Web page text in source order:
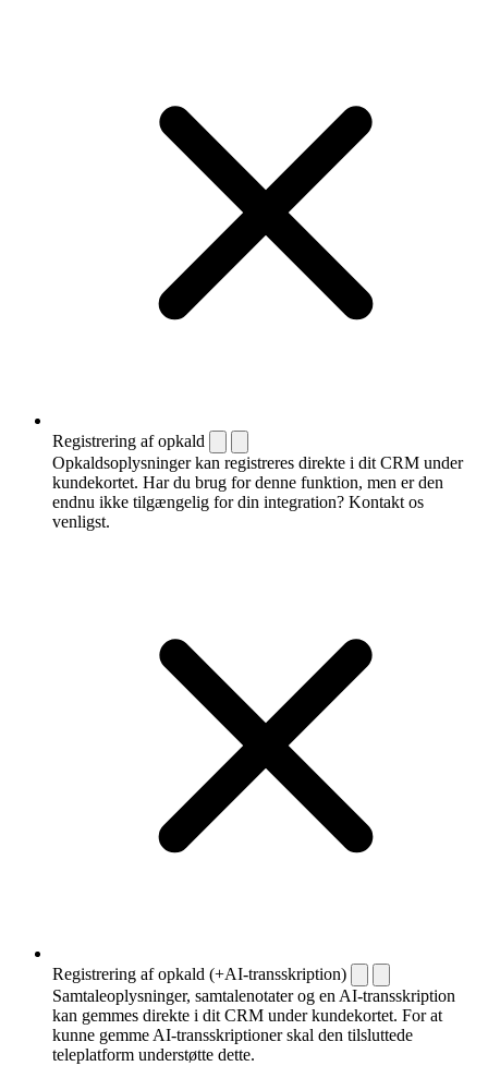
Registrering af opkald
Opkaldsoplysninger kan registreres direkte i dit CRM under
kundekortet. Har du brug for denne funktion, men er den
endnu ikke tilgængelig for din integration? Kontakt os
venligst.
Registrering af opkald (+AI-transskription)
Samtaleoplysninger, samtalenotater og en AI-transskription
kan gemmes direkte i dit CRM under kundekortet. For at
kunne gemme AI-transskriptioner skal den tilsluttede
teleplatform understøtte dette.